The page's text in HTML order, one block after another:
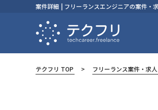
案件詳細 | フリーランスエンジニアの案件・
テクフリ TOP フリーランス案件・求人